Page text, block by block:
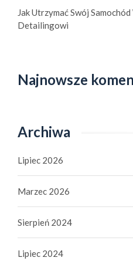
Jak Utrzymać Swój
Detailingowi
Najnowsze
Archiwa
Lipiec 2026
Marzec 2026
Sierpień 2024
Lipiec 2024